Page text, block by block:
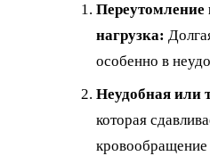
Переутомление
нагрузка:
особенно в
Неудобная или
которая
кровообращение